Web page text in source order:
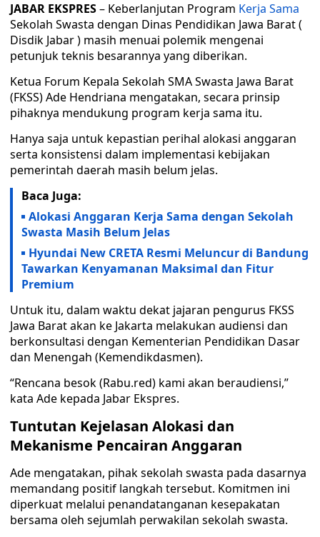
JABAR EKSPRES– Keberlanjutan Program Kerja Sama
Sekolah Swasta dengan Dinas Pendidikan Jawa Barat (
Disdik Jabar ) masih menuai polemik mengenai
petunjuk teknis besarannya yang diberikan.
Ketua Forum Kepala Sekolah SMA Swasta Jawa Barat
(FKSS) Ade Hendriana mengatakan, secara prinsip
pihaknya mendukung program kerja sama itu.
Hanya saja untuk kepastian perihal alokasi anggaran
serta konsistensi dalam implementasi kebijakan
pemerintah daerah masih belum jelas.
Baca Juga:
Alokasi Anggaran Kerja Sama dengan Sekolah
Swasta Masih Belum Jelas
Hyundai New CRETA Resmi Meluncur di Bandung
Tawarkan Kenyamanan Maksimal dan Fitur
Premium
Untuk itu, dalam waktu dekat jajaran pengurus FKSS
Jawa Barat akan ke Jakarta melakukan audiensi dan
berkonsultasi dengan Kementerian Pendidikan Dasar
dan Menengah (Kemendikdasmen).
“Rencana besok (Rabu.red) kami akan beraudiensi,”
kata Ade kepada Jabar Ekspres.
Tuntutan Kejelasan Alokasi dan
Mekanisme Pencairan Anggaran
Ade mengatakan, pihak sekolah swasta pada dasarnya
memandang positif langkah tersebut. Komitmen ini
diperkuat melalui penandatanganan kesepakatan
bersama oleh sejumlah perwakilan sekolah swasta.